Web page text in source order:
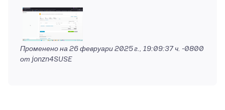
Променено на26 февруари 2025 г., 19:09:37 ч. -0800
от jonzn4SUSE